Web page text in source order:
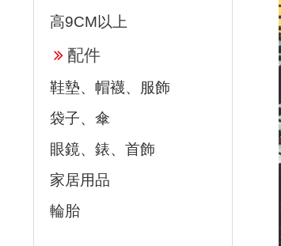
高9CM以上
配件
鞋墊、帽襪、服飾
袋子、傘
眼鏡、錶、首飾
家居用品
輪胎